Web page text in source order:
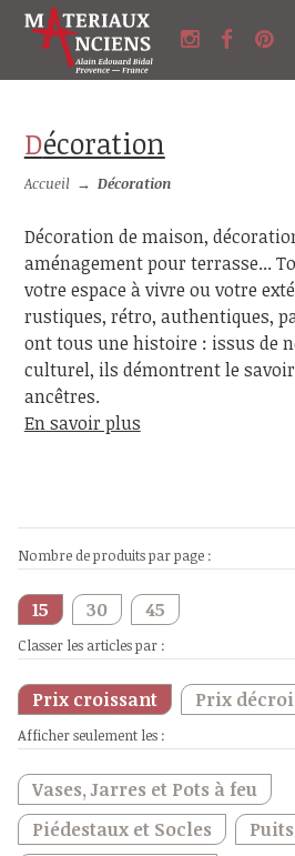
Décoration
Accueil → Décoration
Décoration de maison,
aménagement pour terrasse...
votre espace à vivre ou votre
rustiques, rétro, authentiques,
ont tous une histoire : issus de
culturel, ils démontrent le
ancêtres.
En savoir plus
Nombre de produits par page :
15 30 45
Classer les articles par :
Prix croissant Prix
Afficher seulement les :
Vases, Jarres et Pots à feu
Piédestaux et Socles
Puits